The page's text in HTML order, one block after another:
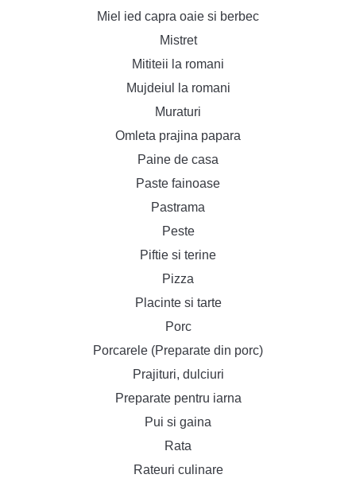
Miel ied capra oaie si berbec
Mistret
Mititeii la romani
Mujdeiul la romani
Muraturi
Omleta prajina papara
Paine de casa
Paste fainoase
Pastrama
Peste
Piftie si terine
Pizza
Placinte si tarte
Porc
Porcarele (Preparate din porc)
Prajituri, dulciuri
Preparate pentru iarna
Pui si gaina
Rata
Rateuri culinare